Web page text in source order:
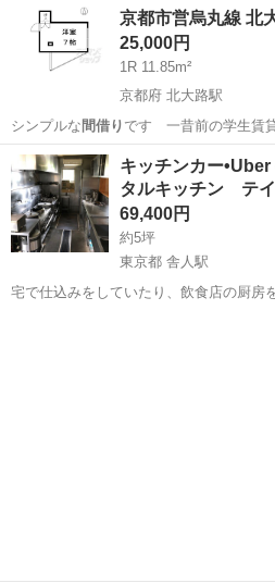
山口 岩国市 周防高森駅 一
京都市営烏丸線 北
25,000円
1R 11.85m²
京都府 北大路駅
シンプルな 間借り です 一昔前の学生賃
京都 京都市
キッチンカー
タルキッチン テ
69,400円
約5坪
東京都 舎人駅
宅で仕込みをしていたり、飲食店の厨房